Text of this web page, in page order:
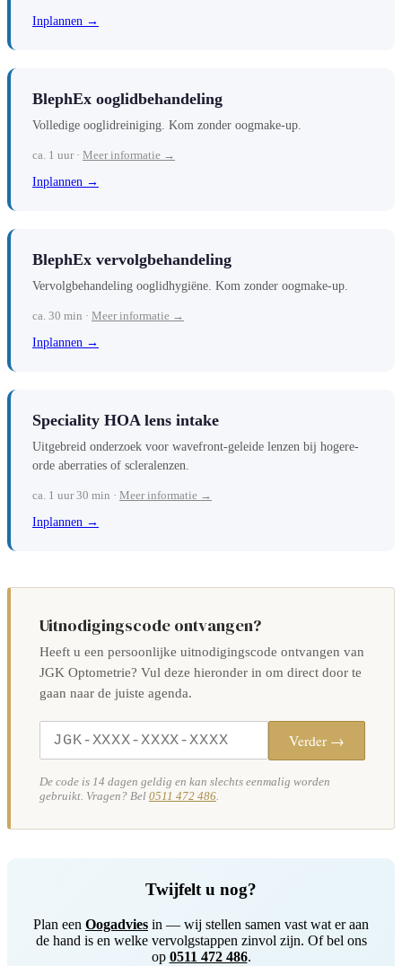
Inplannen →
BlephEx ooglidbehandeling
Volledige ooglidreiniging. Kom zonder oogmake-up.
ca. 1 uur · Meer informatie →
Inplannen →
BlephEx vervolgbehandeling
Vervolgbehandeling ooglidhygiëne. Kom zonder oogmake-up.
ca. 30 min · Meer informatie →
Inplannen →
Speciality HOA lens intake
Uitgebreid onderzoek voor wavefront-geleide lenzen bij hogere-
orde aberraties of scleralenzen.
ca. 1 uur 30 min · Meer informatie →
Inplannen →
Uitnodigingscode ontvangen?
Heeft u een persoonlijke uitnodigingscode ontvangen van
JGK Optometrie? Vul deze hieronder in om direct door te
gaan naar de juiste agenda.
Verder →
De code is 14 dagen geldig en kan slechts eenmalig worden
gebruikt. Vragen? Bel 0511 472 486
Twijfelt u nog?
Plan een Oogadvies in — wij stellen samen vast wat er aan
de hand is en welke vervolgstappen zinvol zijn. Of bel ons
op 0511 472 486.